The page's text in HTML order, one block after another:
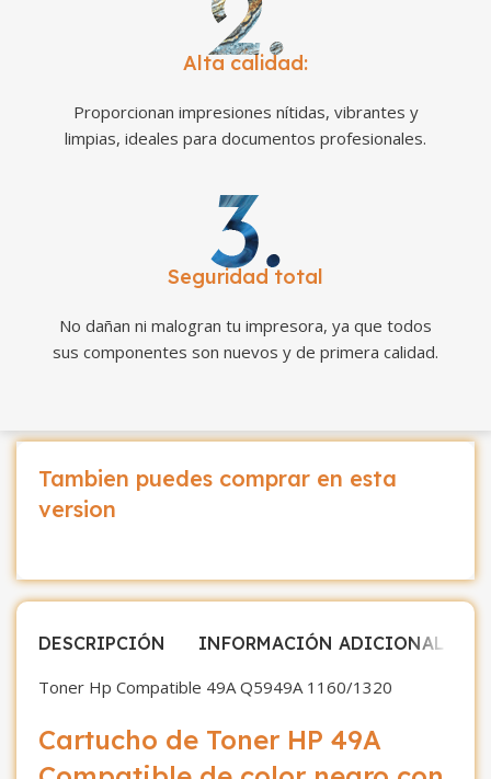
Alta calidad:
Proporcionan impresiones nítidas, vibrantes y
limpias, ideales para documentos profesionales.
Seguridad total
No dañan ni malogran tu impresora, ya que todos
sus componentes son nuevos y de primera calidad.
DESCRIPCIÓN INFORMACIÓN ADICIONAL
Toner Hp Compatible 49A Q5949A 1160/1320
Cartucho de Toner HP 49A
Tambien puedes comprar en esta
version